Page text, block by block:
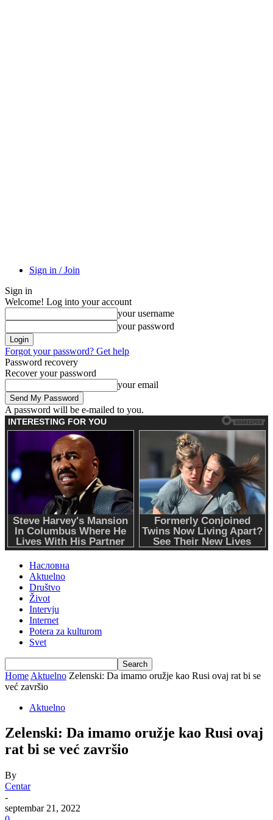
Sign in / Join
Sign in
Welcome! Log into your account
your username
your password
Forgot your password? Get help
Password recovery
Recover your password
your email
A password will be e-mailed to you.
Насловна
Aktuelno
Društvo
Život
Intervju
Internet
Potera za kulturom
Svet
Home Aktuelno Zelenski: Da imamo oružje kao Rusi ovaj rat bi se
već završio
Aktuelno
Zelenski: Da imamo oružje kao Rusi ovaj
rat bi se već završio
By
Centar
-
septembar 21, 2022